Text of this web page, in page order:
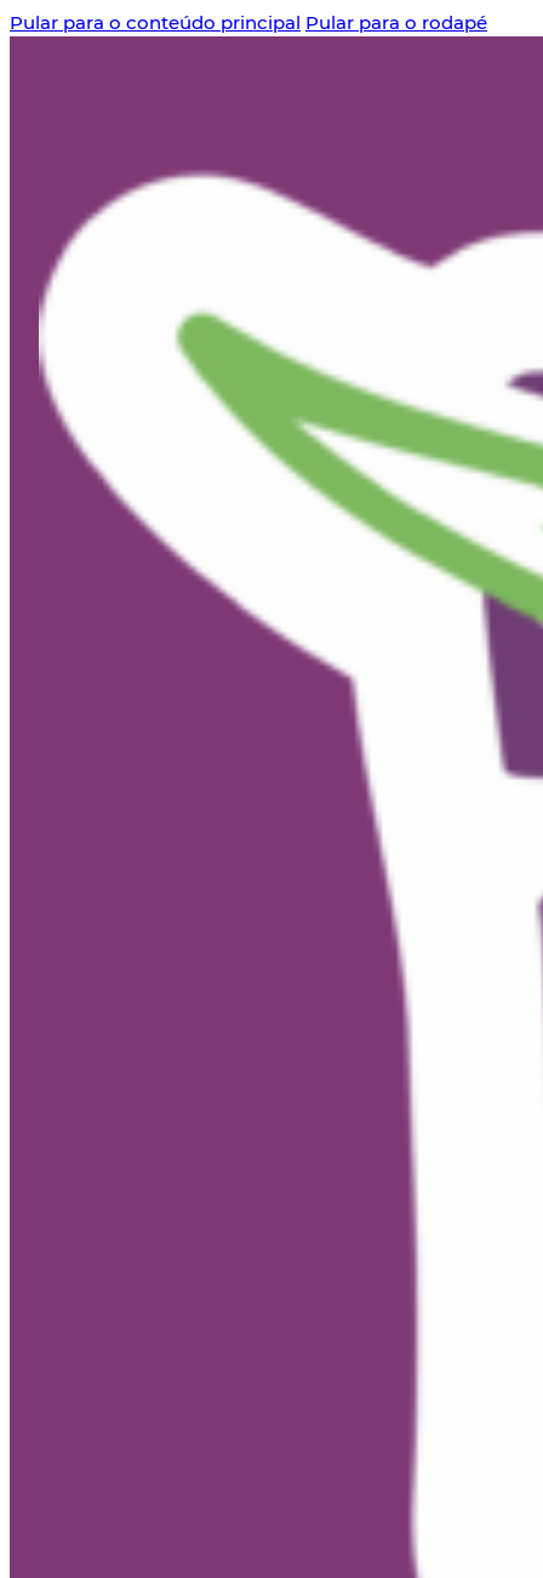
Pular para o conteúdo principal Pular para o rodapé